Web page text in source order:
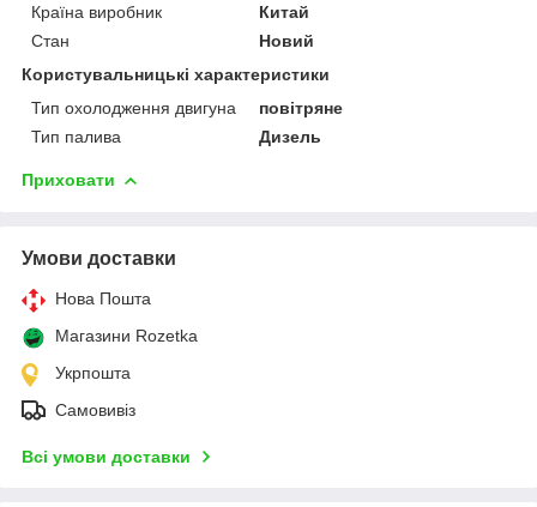
Країна виробник
Китай
Стан
Новий
Користувальницькі характеристики
Тип охолодження двигуна
повітряне
Тип палива
Дизель
Приховати
Умови доставки
Нова Пошта
Магазини Rozetka
Укрпошта
Самовивіз
Всі умови доставки